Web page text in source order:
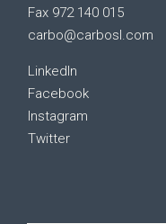
Fax 972 140 015
carbo@carbosl.com
LinkedIn
Facebook
Instagram
Twitter